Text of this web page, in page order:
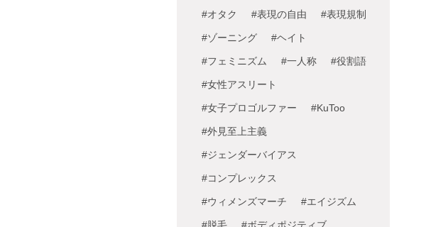
#オタク #表現の自由 #表現規制
#ゾーニング #ヘイト
#フェミニズム #一人称 #役割語
#女性アスリート
#女子プロゴルファー #KuToo
#外見至上主義
#ジェンダーバイアス
#コンプレックス
#ウィメンズマーチ #エイジズム
#脱毛 #ボディポジティブ